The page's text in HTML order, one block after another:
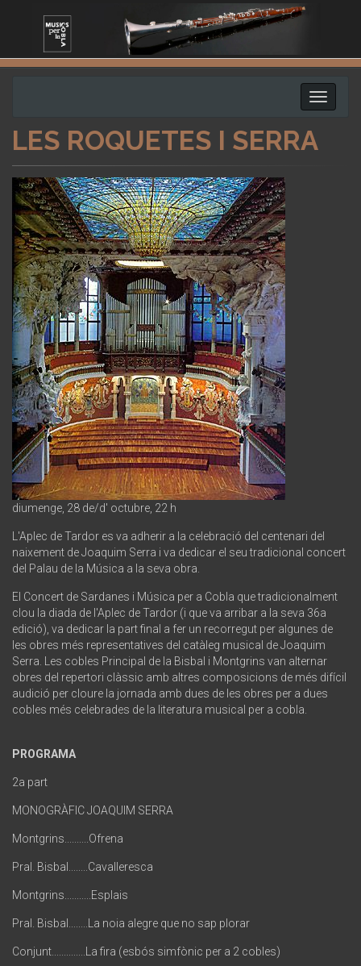
Toggle
LES ROQUETES I SERRA
diumenge, 28 de/d' octubre, 22 h
L'Aplec de Tardor es va adherir a la celebració del centenari del
naixement de Joaquim Serra i va dedicar el seu tradicional concert
del Palau de la Música a la seva obra.
El Concert de Sardanes i Música per a Cobla que tradicionalment
clou la diada de l'Aplec de Tardor (i que va arribar a la seva 36a
edició), va dedicar la part final a fer un recorregut per algunes de
les obres més representatives del catàleg musical de Joaquim
Serra. Les cobles Principal de la Bisbal i Montgrins van alternar
obres del repertori clàssic amb altres composicions de més difícil
audició per cloure la jornada amb dues de les obres per a dues
cobles més celebrades de la literatura musical per a cobla.
PROGRAMA
2a part
MONOGRÀFIC JOAQUIM SERRA
Montgrins..........Ofrena
Pral. Bisbal........Cavalleresca
Montgrins...........Esplais
Pral. Bisbal........La noia alegre que no sap plorar
Conjunt..............La fira (esbós simfònic per a 2 cobles)